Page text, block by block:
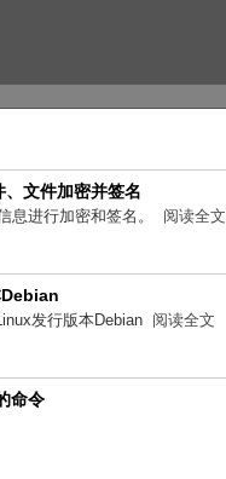
文件加密并签名
进行加密和签名。 阅读全文
发行版本Debian 阅读全文
命令